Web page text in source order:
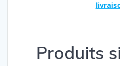
Produits